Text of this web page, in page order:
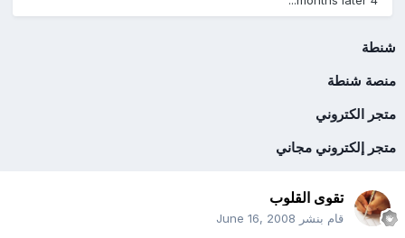
شنطة
منصة شنطة
متجر الكتروني
متجر إلكتروني مجاني
تقوى القلوب
قام بنشر June 16, 2008